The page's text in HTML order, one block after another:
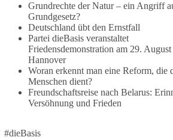
🕊 Wir wollen den Krieg mit Russland nicht!
Am 20. Juni 2026 fand in Berlin am
Brandenburger Tor die Demonstration mit
Motto „Russland ist nicht unser Feind“
Hier ein Auszug aus der Rede von der
Bundestagsabgeordneten Sevim Dağdelen
Grundrechte der Natur – ein Angriff
Grundgesetz?
Deutschland übt den Ernstfall
Partei dieBasis veranstaltet
Friedensdemonstration am 29.
Hannover
Woran erkennt man eine Reform, die
Menschen dient?
Freundschaftsreise nach Belarus:
Versöhnung und Frieden
#dieBasis